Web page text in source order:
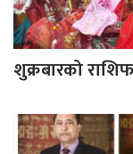
शुक्रबारको